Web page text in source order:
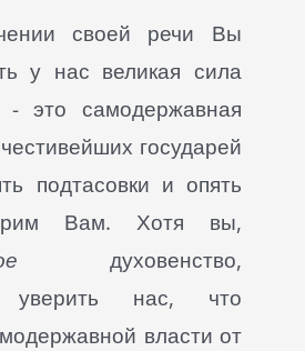
своей речи Вы
у нас великая сила
это самодержавная
государей
подтасовки и опять
Вам. Хотя вы,
духовенство,
уверить нас, что
власти от